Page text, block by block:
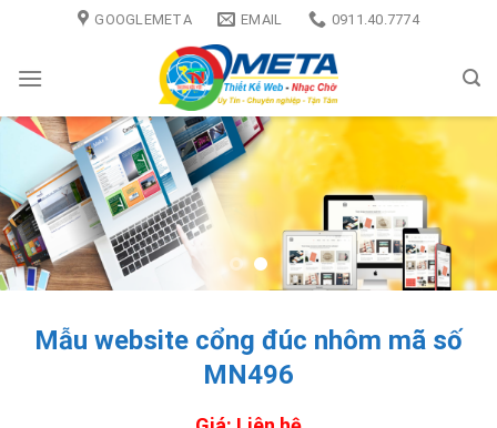
content
GOOGLEMETA EMAIL 0911.40.7774
Mẫu website cổng đúc nhôm mã số
MN496